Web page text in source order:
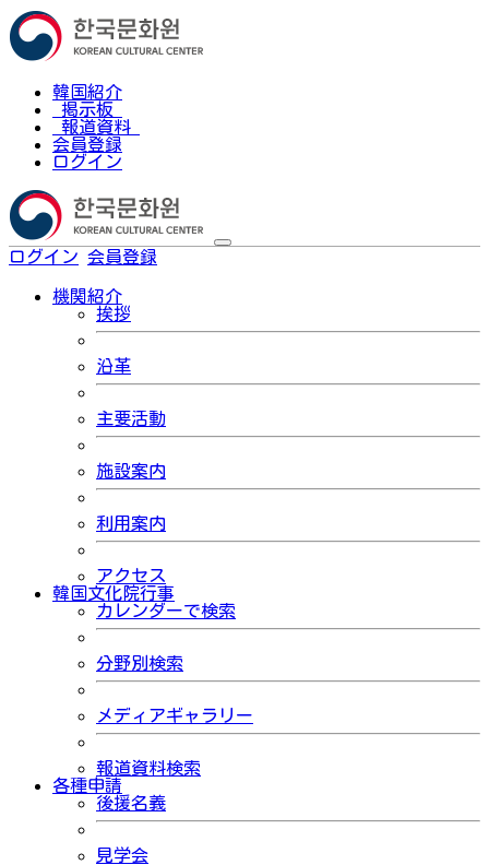
韓国紹介
掲示板
報道資料
会員登録
ログイン
ログイン 会員登録
機関紹介
挨拶
沿革
主要活動
施設案内
利用案内
アクセス
韓国文化院行事
カレンダーで検索
分野別検索
メディアギャラリー
報道資料検索
各種申請
後援名義
見学会